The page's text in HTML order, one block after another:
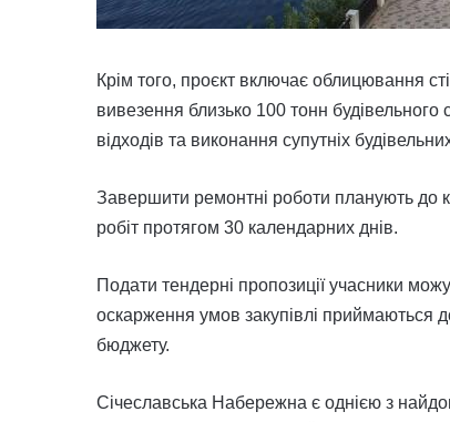
Крім того, проєкт включає облицювання
вивезення близько 100 тонн
відходів та виконання супутніх
Завершити ремонтні роботи планують до
робіт протягом 30 календарних днів.
Подати тендерні пропозиції учасники
оскарження умов закупівлі приймаються
бюджету.
Січеславська Набережна є однією з